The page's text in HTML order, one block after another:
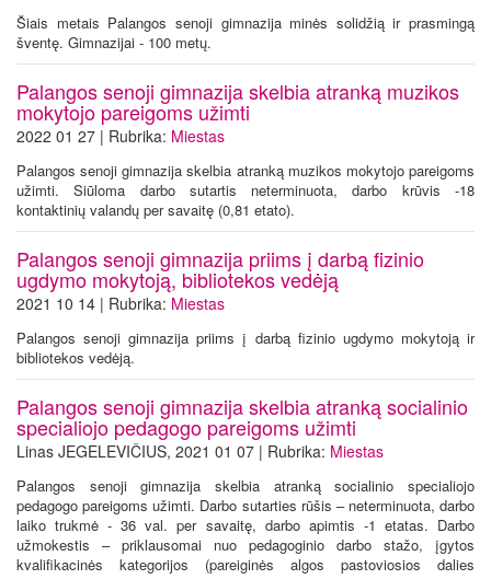
Šiais metais Palangos senoji gimnazija minės solidžią ir prasmingą
šventę. Gimnazijai - 100 metų.
Palangos senoji gimnazija skelbia atranką muzikos
mokytojo pareigoms užimti
2022 01 27 | Rubrika: Miestas
Palangos senoji gimnazija skelbia atranką muzikos mokytojo pareigoms
užimti. Siūloma darbo sutartis neterminuota, darbo krūvis -18
kontaktinių valandų per savaitę (0,81 etato).
Palangos senoji gimnazija priims į darbą fizinio
ugdymo mokytoją, bibliotekos vedėją
2021 10 14 | Rubrika: Miestas
Palangos senoji gimnazija priims į darbą fizinio ugdymo mokytoją ir
bibliotekos vedėją.
Palangos senoji gimnazija skelbia atranką socialinio
specialiojo pedagogo pareigoms užimti
Linas JEGELEVIČIUS, 2021 01 07 | Rubrika: Miestas
Palangos senoji gimnazija skelbia atranką socialinio specialiojo
pedagogo pareigoms užimti. Darbo sutarties rūšis – neterminuota, darbo
laiko trukmė - 36 val. per savaitę, darbo apimtis -1 etatas. Darbo
užmokestis – priklausomai nuo pedagoginio darbo stažo, įgytos
kvalifikacinės kategorijos (pareiginės algos pastoviosios dalies